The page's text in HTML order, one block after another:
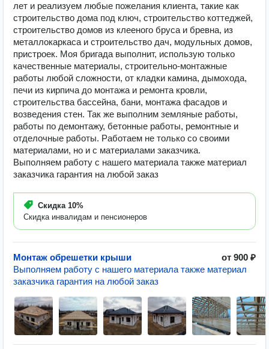
лет и реализуем любые пожелания клиента, такие как
строительство дома под ключ, строительство коттеджей,
строительство домов из клееного бруса и бревна, из
металлокаркаса и строительство дач, модульных домов,
пристроек. Моя бригада выполнит, использую только
качественные материалы, строительно-монтажные
работы любой сложности, от кладки камина, дымохода,
печи из кирпича до монтажа и ремонта кровли,
строительства бассейна, бани, монтажа фасадов и
возведения стен. Так же выполним земляные работы,
работы по демонтажу, бетонные работы, ремонтные и
отделочные работы. Работаем не только со своими
материалами, но и с материалами заказчика.
Выполняем работу с нашего материала также материал
заказчика гарантия на любой заказ
Скидка 10%
Скидка инвалидам и пенсионеров
Монтаж обрешетки крыши
от 900 ₽
Выполняем работу с нашего материала также материал
заказчика гарантия на любой заказ